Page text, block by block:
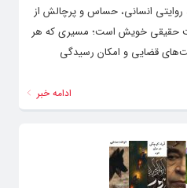
روایتی انسانی، حساس و پرچالش از
حقیقی خویش است؛ مسیری که هر
قضایی و امکان رسیدگی
ادامه خبر